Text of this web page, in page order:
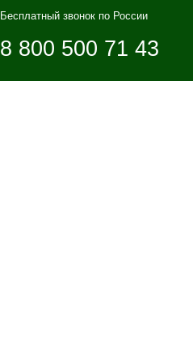
Бесплатный звонок по России
8 800 500 71 43